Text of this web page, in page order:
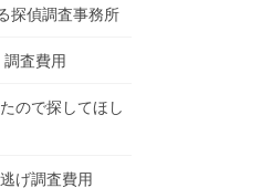
探偵調査事務所
査費用
ので探してほし
げ調査費用